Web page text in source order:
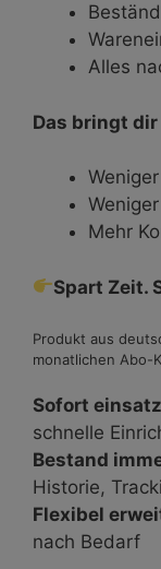
Alles
Das bringt
Mehr
Spart Zeit.
Produkt aus
monatlichen Abo-
Sofort
schnelle
Bestand
Historie,
Flexibel
nach Bedarf